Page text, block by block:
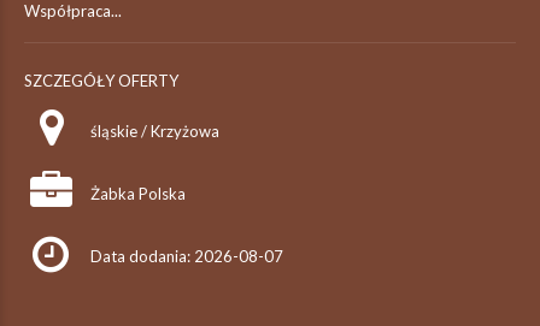
Współpraca...
SZCZEGÓŁY OFERTY
śląskie / Krzyżowa
Żabka Polska
Data dodania: 2026-08-07